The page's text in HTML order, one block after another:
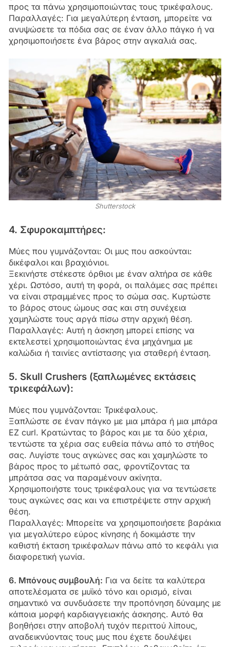
προς τα πάνω χρησιμοποιώντας τους τρικέφαλους.
Παραλλαγές: Για μεγαλύτερη ένταση, μπορείτε να
ανυψώσετε τα πόδια σας σε έναν άλλο πάγκο ή να
χρησιμοποιήσετε ένα βάρος στην αγκαλιά σας.
Shutterstock
4. Σφυροκαμπτήρες:
Μύες που γυμνάζονται: Οι μυς που ασκούνται:
δικέφαλοι και βραχιόνιοι.
Ξεκινήστε στέκεστε όρθιοι με έναν αλτήρα σε κάθε
χέρι. Ωστόσο, αυτή τη φορά, οι παλάμες σας πρέπει
να είναι στραμμένες προς το σώμα σας. Κυρτώστε
το βάρος στους ώμους σας και στη συνέχεια
χαμηλώστε τους αργά πίσω στην αρχική θέση.
Παραλλαγές: Αυτή η άσκηση μπορεί επίσης να
εκτελεστεί χρησιμοποιώντας ένα μηχάνημα με
καλώδια ή ταινίες αντίστασης για σταθερή ένταση.
5. Skull Crushers (ξαπλωμένες εκτάσεις
τρικεφάλων):
Μύες που γυμνάζονται: Τρικέφαλους.
Ξαπλώστε σε έναν πάγκο με μια μπάρα ή μια μπάρα
EZ curl. Κρατώντας το βάρος και με τα δύο χέρια,
τεντώστε τα χέρια σας ευθεία πάνω από το στήθος
σας. Λυγίστε τους αγκώνες σας και χαμηλώστε το
βάρος προς το μέτωπό σας, φροντίζοντας τα
μπράτσα σας να παραμένουν ακίνητα.
Χρησιμοποιήστε τους τρικέφαλους για να τεντώσετε
τους αγκώνες σας και να επιστρέψετε στην αρχική
θέση.
Παραλλαγές: Μπορείτε να χρησιμοποιήσετε βαράκια
για μεγαλύτερο εύρος κίνησης ή δοκιμάστε την
καθιστή έκταση τρικέφαλων πάνω από το κεφάλι για
διαφορετική γωνία.
6. Μπόνους συμβουλή: Για να δείτε τα καλύτερα
αποτελέσματα σε μυϊκό τόνο και ορισμό, είναι
σημαντικό να συνδυάσετε την προπόνηση δύναμης με
κάποια μορφή καρδιαγγειακής άσκησης. Αυτό θα
βοηθήσει στην αποβολή τυχόν περιττού λίπους,
αναδεικνύοντας τους μυς που έχετε δουλέψει